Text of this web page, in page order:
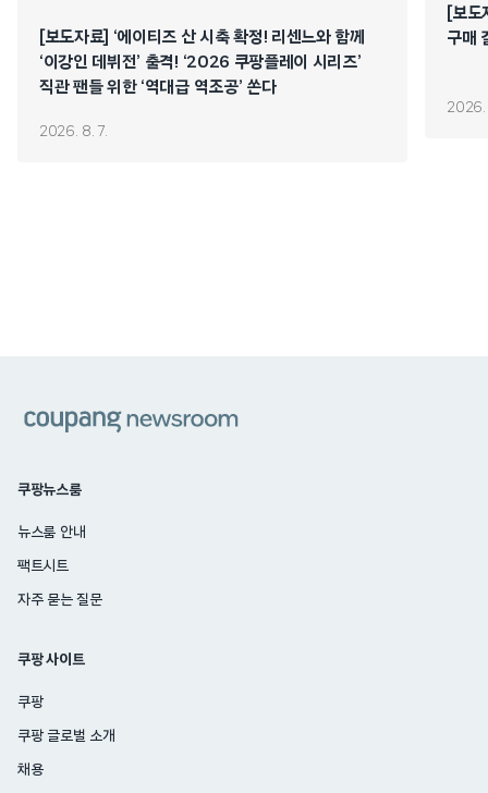
[보도자료] ‘에이티즈 산 시축 확정! 리센느와 함께
‘이강인 데뷔전’ 출격! ‘2026 쿠팡플레이 시리즈’
직관 팬들 위한 ‘역대급 역조공’ 쏜다
2026. 8. 7.
[보
구매
2026.
쿠팡뉴스룸
뉴스룸 안내
팩트시트
자주 묻는 질문
쿠팡 사이트
쿠팡
쿠팡 글로벌 소개
채용